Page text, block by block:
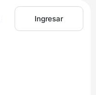
Ingresar